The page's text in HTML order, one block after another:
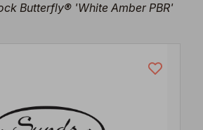
Butterfly® 'White Amber PBR'